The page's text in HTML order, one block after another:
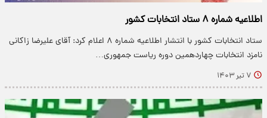
اطلاعیه شماره ۸ ستاد انتخابات کشور
ستاد انتخابات کشور با انتشار اطلاعیه شماره ۸ اعلام کرد: آقای علیرضا زاکانی
نامزد انتخابات چهاردهمین دوره ریاست جمهوری…
۷ تیر ۱۴۰۳